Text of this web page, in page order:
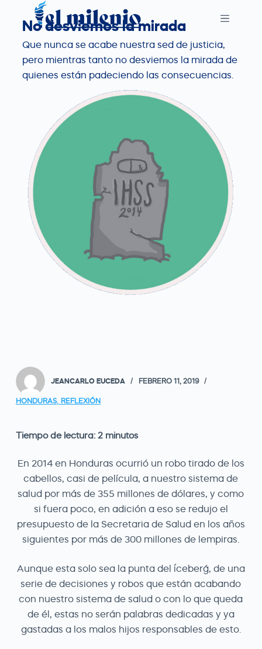
No desviemos la mirada
Que nunca se acabe nuestra sed de justicia,
pero mientras tanto no desviemos la mirada de
quienes están padeciendo las consecuencias.
JEANCARLO EUCEDA FEBRERO 11, 2019
HONDURAS, REFLEXIÓN
Tiempo de lectura: 2 minutos
En 2014 en Honduras ocurrió un robo tirado de los
cabellos, casi de película, a nuestro sistema de
salud por más de 355 millones de dólares, y como
si fuera poco, en adición a eso se redujo el
presupuesto de la Secretaria de Salud en los años
siguientes por más de 300 millones de lempiras.
Aunque esta solo sea la punta del ´iceberg´, de una
serie de decisiones y robos que están acabando
con nuestro sistema de salud o con lo que queda
de él, estas no serán palabras dedicadas y ya
gastadas a los malos hijos responsables de esto.